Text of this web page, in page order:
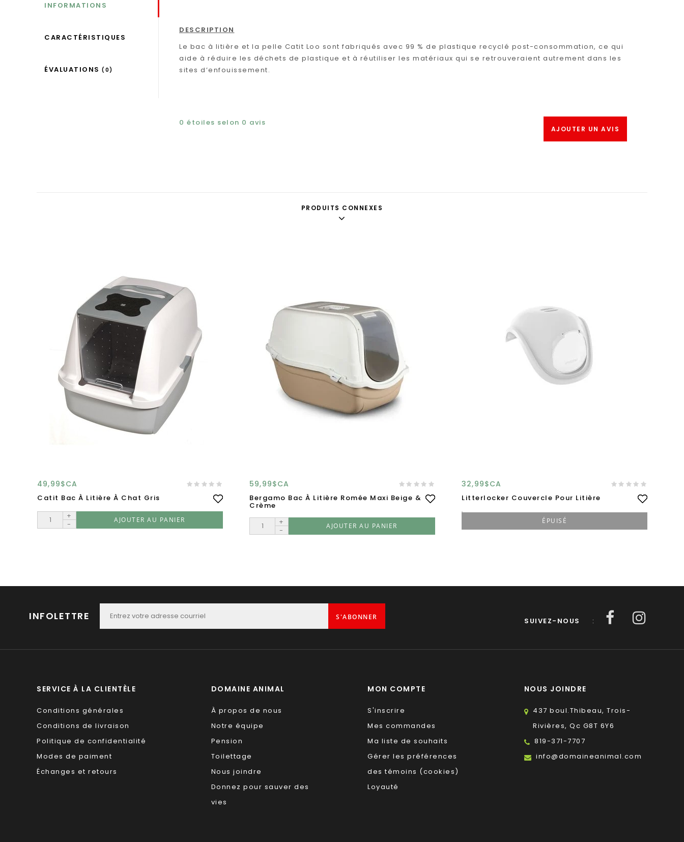
INFORMATIONS
CARACTÉRISTIQUES
ÉVALUATIONS (0)
DESCRIPTION
Le bac à litière et la pelle Catit Loo sont fabriqués avec 99 % de plastique recyclé post-consommation, ce qui
aide à réduire les déchets de plastique et à réutiliser les matériaux qui se retrouveraient autrement dans les
sites d’enfouissement.
AJOUTER UN AVIS
0 étoiles selon 0 avis
PRODUITS CONNEXES
49,99$CA
Catit Bac À Litière À Chat Gris
+
-
AJOUTER AU PANIER
59,99$CA
Bergamo Bac À Litière Romée Maxi Beige &
Crème
+
-
AJOUTER AU PANIER
32,99$CA
Litterlocker Couvercle Pour Litière
ÉPUISÉ
INFOLETTRE S'ABONNER SUIVEZ-NOUS :
SERVICE À LA CLIENTÈLE
Conditions générales
Conditions de livraison
Politique de confidentialité
Modes de paiment
Échanges et retours
DOMAINE ANIMAL
À propos de nous
Notre équipe
Pension
Toilettage
Nous joindre
Donnez pour sauver des
vies
MON COMPTE
S'inscrire
Mes commandes
Ma liste de souhaits
Gérer les préférences
des témoins (cookies)
Loyauté
NOUS JOINDRE
437 boul.Thibeau, Trois-
Rivières, Qc G8T 6Y6
819-371-7707
info@domaineanimal.com